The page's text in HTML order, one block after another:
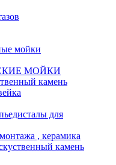
мойки
МОЙКИ
камень
для
, керамика
камень